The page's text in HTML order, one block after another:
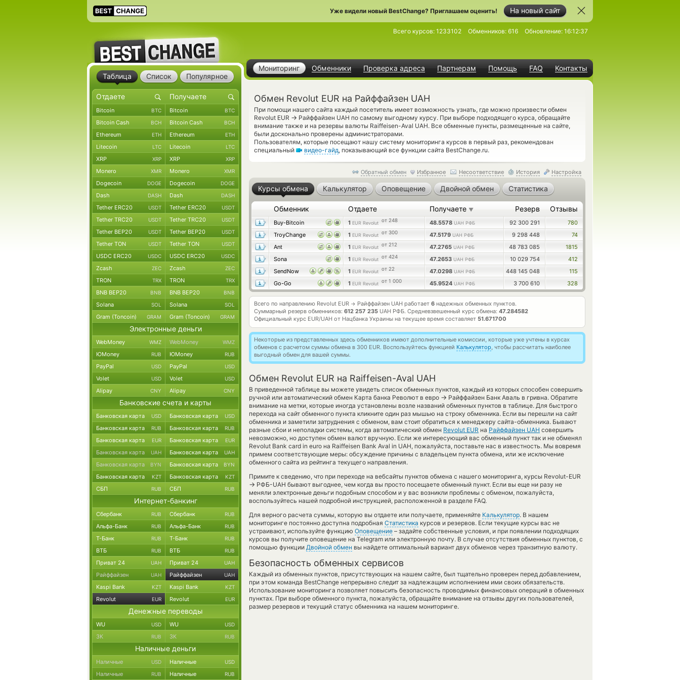
На новый сайт
Уже видели новый BestChange? Приглашаем оценить!
Мониторинг Обменники Проверка адреса Партнерам Помощь FAQ Контакты
Всего курсов: 1233102 Обменников: 616 Обновление: 16:12:37
Обмен Revolut EUR на Райффайзен UAH
При помощи нашего сайта каждый посетитель имеет возможность узнать, где можно произвести обмен
Revolut EUR → Райффайзен UAH по самому выгодному курсу. При выборе подходящего курса, обращайте
внимание также и на резервы валюты Raiffeisen-Aval UAH. Все обменные пункты, размещенные на сайте,
были досконально проверены администраторами.
Пользователям, которые посещают нашу систему мониторинга курсов в первый раз, рекомендован
специальный
видео-гайд, показывающий все функции сайта BestChange.ru.
Обратный обмен Избранное Несоответствие История Настройка
Курсы обмена Калькулятор Оповещение Двойной обмен Статистика
Обменник Отдаете Получаете ▼ Резерв Отзывы
Buy-Bitcoin 1 EUR Revolut от 248 48.5578 UAH РФБ 92 300 291
780
TroyChange
1 EUR Revolut от 300 47.5179 UAH РФБ 9 298 448
74
Ant
1 EUR Revolut от 212 47.2765 UAH РФБ 48 783 085
1815
Sona
1 EUR Revolut от 424 47.2653 UAH РФБ 10 029 754
412
SendNow
1 EUR Revolut от 22 47.0298 UAH РФБ 448 145 048
115
Go-Go
1 EUR Revolut от 1 000 45.9524 UAH РФБ 3 700 610 328
Всего по направлению Revolut EUR → Райффайзен UAH работает 6 надежных обменных пунктов.
Суммарный резерв обменников: 612 257 235 UAH РФБ. Средневзвешенный курс обмена: 47.284582
Официальный курс EUR/UAH от Нацбанка Украины на текущее время составляет 51.671700
Некоторые из представленных здесь обменников имеют дополнительные комиссии, которые уже учтены в курсах
обменов с расчетом суммы обмена в 300 EUR. Воспользуйтесь функцией Калькулятор, чтобы рассчитать наиболее
выгодный обмен для вашей суммы.
Обмен Revolut EUR на Raiffeisen-Aval UAH
В приведенной таблице вы можете увидеть список обменных пунктов, каждый из которых способен совершить
ручной или автоматический обмен Карта банка Револют в евро → Райффайзен Банк Аваль в гривна. Обратите
внимание на метки, которые иногда установлены возле названий обменных пунктов в таблице. Для быстрого
перехода на сайт обменного пункта кликните один раз мышью на строку обменника. Если вы перешли на сайт
обменника и заметили затруднения с обменом, вам стоит обратиться к менеджеру сайта-обменника. Бывают
разные сбои и неполадки системы, когда автоматический обмен Revolut EUR на Райффайзен UAH совершить
невозможно, но доступен обмен валют вручную. Если же интересующий вас обменный пункт так и не обменял
Revolut Bank card in euro на Raiffeisen Bank Aval in UAH, пожалуйста, поставьте нас в известность. Мы вовремя
примем соответствующие меры: обсуждение причины с владельцем пункта обмена, или же исключение
обменного сайта из рейтинга текущего направления.
Примите к сведению, что при переходе на вебсайты пунктов обмена с нашего мониторинга, курсы Revolut-EUR
→ РФБ-UAH бывают выгоднее, чем когда вы просто посещаете обменный пункт. Если вы еще ни разу не
меняли электронные деньги подобным способом и у вас возникли проблемы с обменом, пожалуйста,
воспользуйтесь нашей подробной инструкцией, расположенной в разделе FAQ.
Для верного расчета суммы, которую вы отдаете или получаете, применяйте Калькулятор. В нашем
мониторинге постоянно доступна подробная Статистика курсов и резервов. Если текущие курсы вас не
устраивают, используйте функцию Оповещение – задайте собственные условия, и при появлении подходящих
курсов вы получите оповещение на Telegram или электронную почту. В случае отсутствия обменных пунктов, с
помощью функции Двойной обмен вы найдете оптимальный вариант двух обменов через транзитную валюту.
Безопасность обменных сервисов
Каждый из обменных пунктов, присутствующих на нашем сайте, был тщательно проверен перед добавлением,
при этом команда BestChange непрерывно следит за надлежащим исполнением ими своих обязательств.
Использование мониторинга позволяет повысить безопасность проводимых финансовых операций в обменных
пунктах. При выборе обменного пункта, пожалуйста, обращайте внимание на отзывы других пользователей,
размер резервов и текущий статус обменника на нашем мониторинге.
Таблица Список Популярное
Bitcoin BTC Bitcoin BTC
Bitcoin Cash BCH Bitcoin Cash BCH
Ethereum ETH Ethereum ETH
Litecoin LTC Litecoin LTC
XRP XRP XRP XRP
Monero XMR Monero XMR
Dogecoin DOGE Dogecoin DOGE
Dash DASH Dash DASH
Tether ERC20 USDT Tether ERC20 USDT
Tether TRC20 USDT Tether TRC20 USDT
Tether BEP20 USDT Tether BEP20 USDT
Tether TON USDT Tether TON USDT
USDC ERC20 USDC USDC ERC20 USDC
Zcash ZEC Zcash ZEC
TRON TRX TRON TRX
BNB BEP20 BNB BNB BEP20 BNB
Solana SOL Solana SOL
Gram (Toncoin) GRAM Gram (Toncoin) GRAM
Электронные деньги
WebMoney WMZ WebMoney WMZ
ЮMoney RUB ЮMoney RUB
PayPal USD PayPal USD
Volet USD Volet USD
Alipay CNY Alipay CNY
Банковские счета и карты
Банковская карта USD Банковская карта USD
Банковская карта RUB Банковская карта RUB
Банковская карта EUR Банковская карта EUR
Банковская карта UAH Банковская карта UAH
Банковская карта BYN Банковская карта BYN
Банковская карта KZT Банковская карта KZT
СБП RUB СБП RUB
Интернет-банкинг
Сбербанк RUB Сбербанк RUB
Альфа-Банк RUB Альфа-Банк RUB
Т-Банк RUB Т-Банк RUB
ВТБ RUB ВТБ RUB
Приват 24 UAH Приват 24 UAH
Райффайзен UAH Райффайзен UAH
Kaspi Bank KZT Kaspi Bank KZT
Revolut EUR Revolut EUR
Денежные переводы
WU USD WU USD
ЗК RUB ЗК RUB
Наличные деньги
Наличные USD Наличные USD
Наличные RUB Наличные RUB